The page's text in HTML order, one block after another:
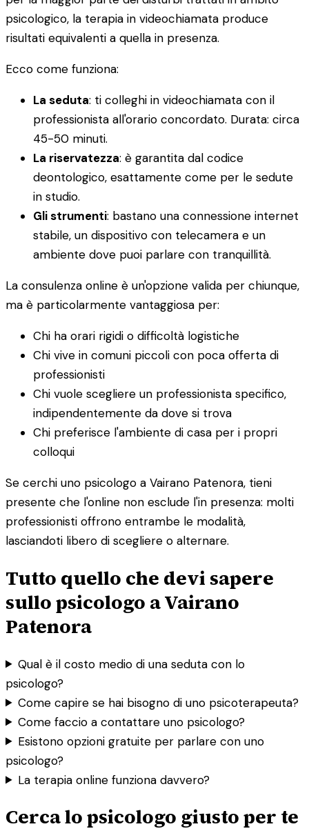
psicologico, la terapia in videochiamata produce
risultati equivalenti a quella in presenza.
Ecco come funziona:
La seduta: ti colleghi in videochiamata con il
professionista all'orario concordato. Durata: circa
45-50 minuti.
La riservatezza: è garantita dal codice
deontologico, esattamente come per le sedute
in studio.
Gli strumenti: bastano una connessione internet
stabile, un dispositivo con telecamera e un
ambiente dove puoi parlare con tranquillità.
La consulenza online è un'opzione valida per chiunque,
ma è particolarmente vantaggiosa per:
Chi ha orari rigidi o difficoltà logistiche
Chi vive in comuni piccoli con poca offerta di
professionisti
Chi vuole scegliere un professionista specifico,
indipendentemente da dove si trova
Chi preferisce l'ambiente di casa per i propri
colloqui
Se cerchi uno psicologo a Vairano Patenora, tieni
presente che l'online non esclude l'in presenza: molti
professionisti offrono entrambe le modalità,
lasciandoti libero di scegliere o alternare.
Tutto quello che devi sapere
sullo psicologo a Vairano
Patenora
Qual è il costo medio di una seduta con lo
psicologo?
Come capire se hai bisogno di uno psicoterapeuta?
Come faccio a contattare uno psicologo?
Esistono opzioni gratuite per parlare con uno
psicologo?
La terapia online funziona davvero?
Cerca lo psicologo giusto per te